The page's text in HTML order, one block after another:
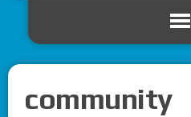
community